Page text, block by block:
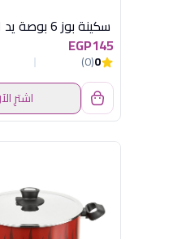
سكينة بوز 6 بوصة يد ابيض
EGP145
0
(0)
اشترِ